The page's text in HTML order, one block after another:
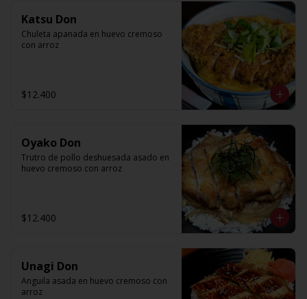
Katsu Don
Chuleta apanada en huevo cremoso
con arroz
$12.400
Oyako Don
Trutro de pollo deshuesada asado en
huevo cremoso con arroz
$12.400
Unagi Don
Anguila asada en huevo cremoso con
arroz